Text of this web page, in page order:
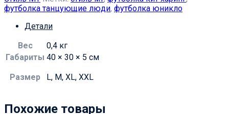
футболка танцующие люди, футболка юникло
Детали
Вес
0,4 кг
Габариты 40 × 30 × 5 см
Размер L, M, XL, XXL
Похожие товары